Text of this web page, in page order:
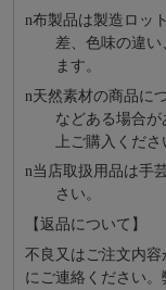
n布製品は製造ロッ
差、色味の違
ます。
n天然素材の商品に
などある場合
上ご購入くださ
n当店取扱用品は⼿
さい。
【返品について】
不良又はご注文内
にご連絡ください